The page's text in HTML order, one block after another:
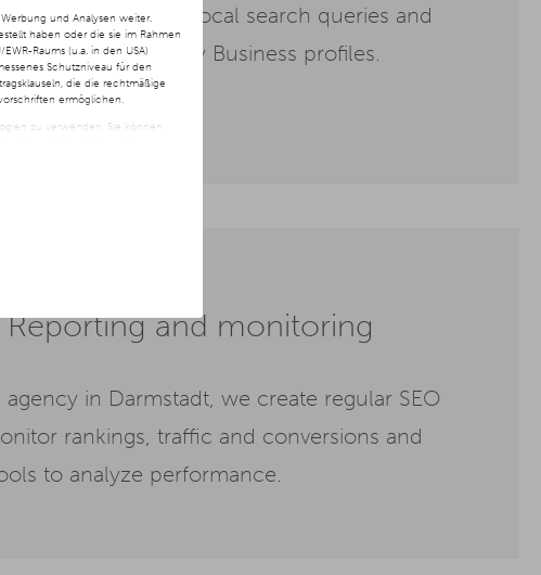
und Analysen weiter.
haben oder die sie im Rahmen
Raums (u.a. in den USA)
Schutzniveau für den
die die rechtmäßige
ermöglichen.
zu verwenden. Sie können
Webseite klicken.
your website for local search queries and
maintain Google My Business profiles.
Reporting and monitoring
agency in Darmstadt, we create regular SEO
rankings, traffic and conversions and
to analyze performance.